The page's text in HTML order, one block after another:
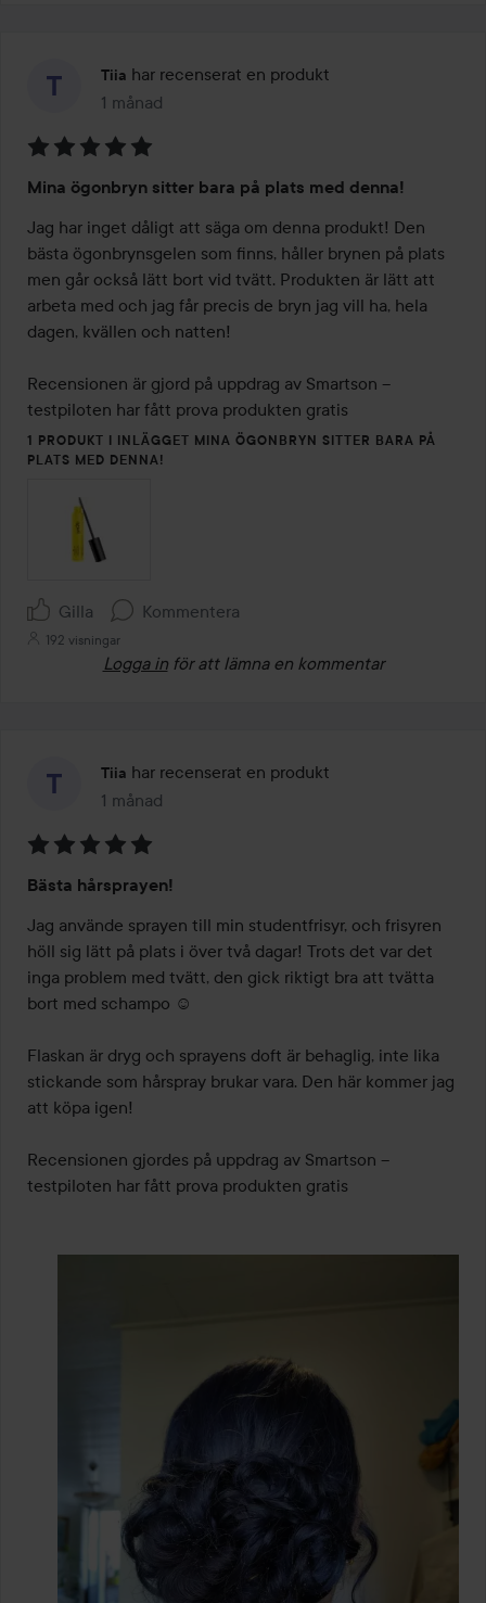
Tiia har recenserat en produkt
1 månad
Inlägget skapades 1 månad
5
av
5
Mina ögonbryn sitter bara på plats med denna!
Jag har inget dåligt att säga om denna produkt! Den
bästa ögonbrynsgelen som finns, håller brynen på plats
men går också lätt bort vid tvätt. Produkten är lätt att
arbeta med och jag får precis de bryn jag vill ha, hela
dagen, kvällen och natten!
Recensionen är gjord på uppdrag av Smartson –
testpiloten har fått prova produkten gratis
1 PRODUKT I INLÄGGET MINA ÖGONBRYN SITTER BARA PÅ
PLATS MED DENNA!
Gilla Kommentera
192 visningar
Logga in för att lämna en kommentar
Tiia har recenserat en produkt
1 månad
Inlägget skapades 1 månad
5
av
5
Bästa hårsprayen!
Jag använde sprayen till min studentfrisyr, och frisyren
höll sig lätt på plats i över två dagar! Trots det var det
inga problem med tvätt, den gick riktigt bra att tvätta
bort med schampo ☺️
Flaskan är dryg och sprayens doft är behaglig, inte lika
stickande som hårspray brukar vara. Den här kommer jag
att köpa igen!
Recensionen gjordes på uppdrag av Smartson –
testpiloten har fått prova produkten gratis